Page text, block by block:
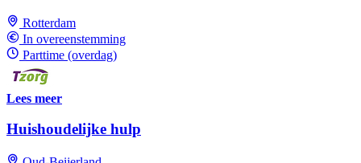
Rotterdam
In overeenstemming
Parttime (overdag)
Lees meer
Huishoudelijke hulp